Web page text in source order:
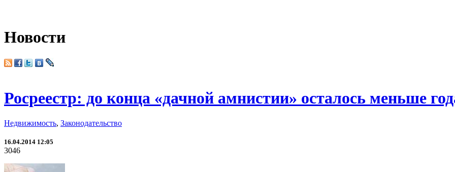
Новости
Росреестр: до конца «дачной амнистии» осталось меньше
Недвижимость, Законодательство
16.04.2014 12:05
3046